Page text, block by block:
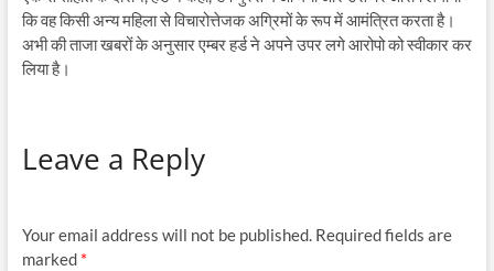
कि वह किसी अन्य महिला से विचारोत्तेजक अग्रिमों के रूप में आमंत्रित करता है।
अभी की ताजा खबरों के अनुसार एम्बर हर्ड ने अपने उपर लगे आरोपो को स्वीकार कर
लिया है।
Leave a Reply
Your email address will not be published. Required fields are
marked *